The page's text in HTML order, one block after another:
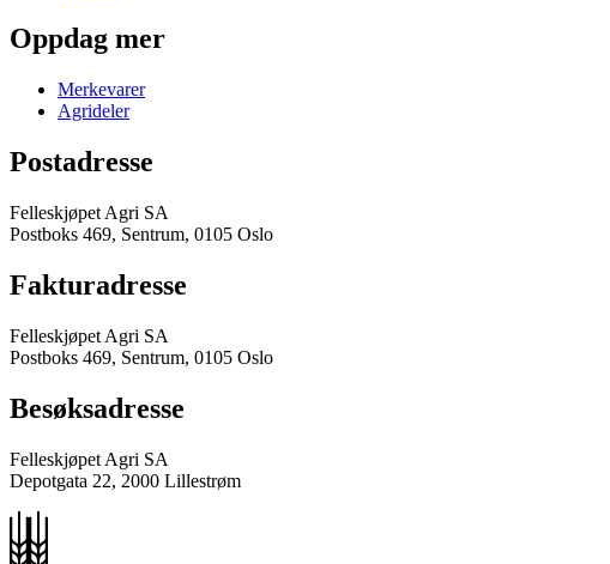
Oppdag mer
Merkevarer
Agrideler
Postadresse
Felleskjøpet Agri SA
Postboks 469, Sentrum, 0105 Oslo
Fakturadresse
Felleskjøpet Agri SA
Postboks 469, Sentrum, 0105 Oslo
Besøksadresse
Felleskjøpet Agri SA
Depotgata 22, 2000 Lillestrøm